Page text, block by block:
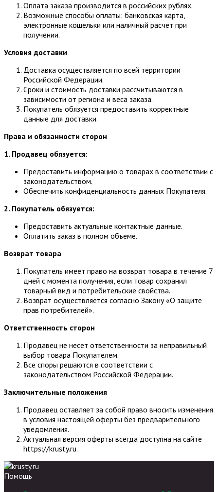
Оплата заказа производится в российских рублях.
Возможные способы оплаты: банковская карта,
электронные кошельки или наличный расчет при
получении.
Условия доставки
Доставка осуществляется по всей территории
Российской Федерации.
Сроки и стоимость доставки рассчитываются в
зависимости от региона и веса заказа.
Покупатель обязуется предоставить корректные
данные для доставки.
Права и обязанности сторон
1. Продавец обязуется:
Предоставить информацию о товарах в соответствии с
законодательством.
Обеспечить конфиденциальность данных Покупателя.
2. Покупатель обязуется:
Предоставить актуальные контактные данные.
Оплатить заказ в полном объеме.
Возврат товара
Покупатель имеет право на возврат товара в течение 7
дней с момента получения, если товар сохранил
товарный вид и потребительские свойства.
Возврат осуществляется согласно Закону «О защите
прав потребителей».
Ответственность сторон
Продавец не несет ответственности за неправильный
выбор товара Покупателем.
Все споры решаются в соответствии с
законодательством Российской Федерации.
Заключительные положения
Продавец оставляет за собой право вносить изменения
в условия настоящей оферты без предварительного
уведомления.
Актуальная версия оферты всегда доступна на сайте
https://krusty.ru.
Помощь